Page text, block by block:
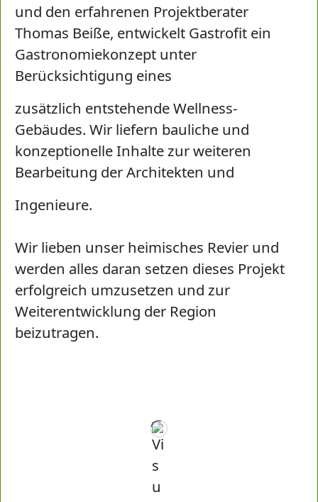
und den erfahrenen Projektberater
Thomas Beiße, entwickelt Gastrofit ein
Gastronomiekonzept unter
Berücksichtigung eines
zusätzlich entstehende Wellness-
Gebäudes. Wir liefern bauliche und
konzeptionelle Inhalte zur weiteren
Bearbeitung der Architekten und
Ingenieure.
Wir lieben unser heimisches Revier und
werden alles daran setzen dieses Projekt
erfolgreich umzusetzen und zur
Weiterentwicklung der Region
beizutragen.